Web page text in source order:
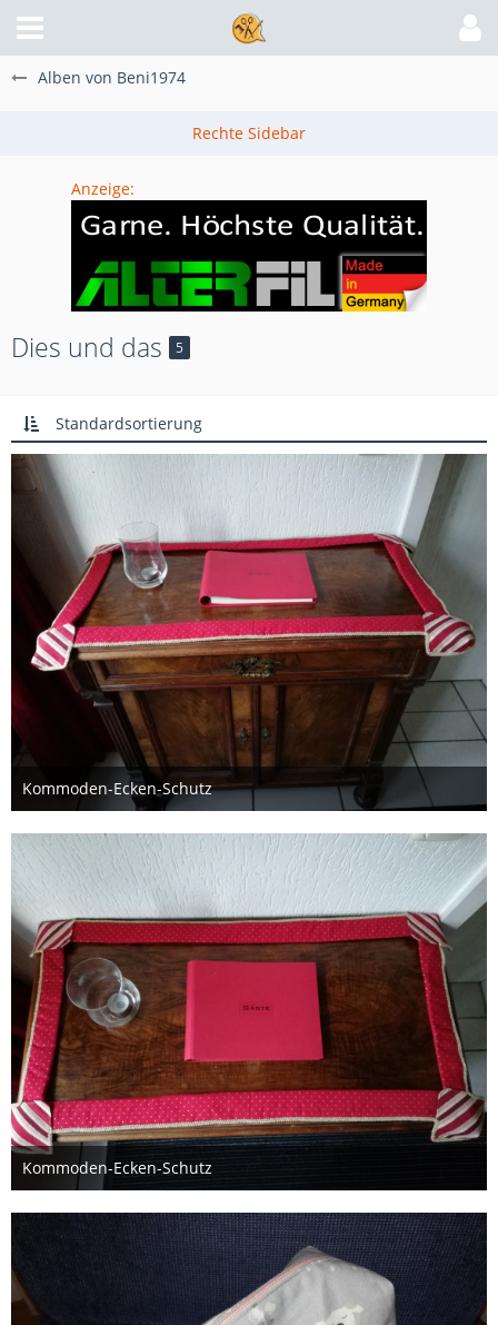
Alben von Beni1974
Anzeige:
Dies und das 5
Standardsortierung
Kommoden-Ecken-Schutz
14. November 2020
Kommoden-Ecken-Schutz
14. November 2020